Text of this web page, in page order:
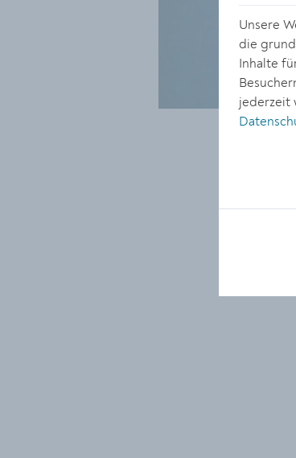
Unsere
die
Inhalte
jederzeit